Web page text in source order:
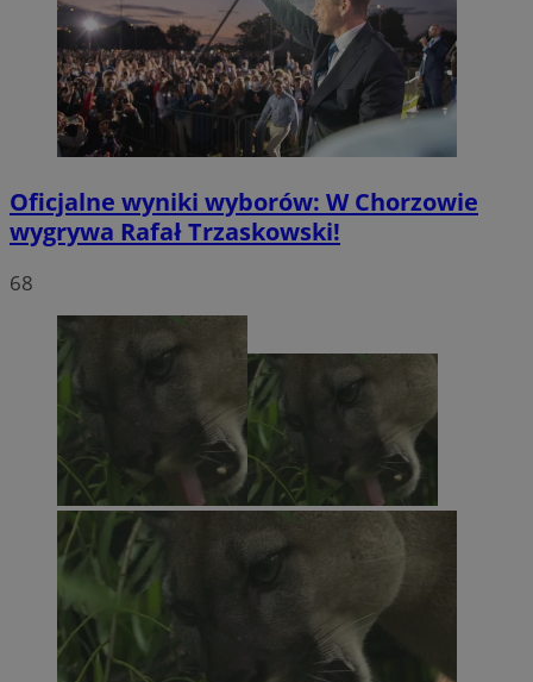
Oficjalne wyniki wyborów: W Chorzowie
wygrywa Rafał Trzaskowski!
68